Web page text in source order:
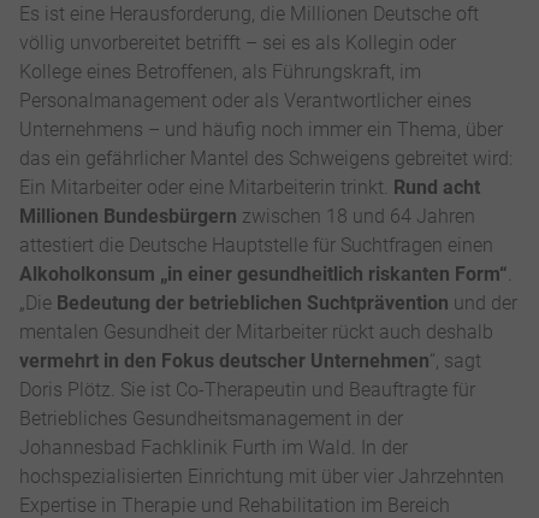
Es ist eine Herausforderung, die Millionen Deutsche oft
völlig unvorbereitet betrifft – sei es als Kollegin oder
Kollege eines Betroffenen, als Führungskraft, im
Personalmanagement oder als Verantwortlicher eines
Unternehmens – und häufig noch immer ein Thema, über
das ein gefährlicher Mantel des Schweigens gebreitet wird:
Ein Mitarbeiter oder eine Mitarbeiterin trinkt. Rund acht
Millionen Bundesbürgern zwischen 18 und 64 Jahren
attestiert die Deutsche Hauptstelle für Suchtfragen einen
Alkoholkonsum „in einer gesundheitlich riskanten Form“.
„Die Bedeutung der betrieblichen Suchtprävention und der
mentalen Gesundheit der Mitarbeiter rückt auch deshalb
vermehrt in den Fokus deutscher Unternehmen“, sagt
Doris Plötz. Sie ist Co-Therapeutin und Beauftragte für
Betriebliches Gesundheitsmanagement in der
Johannesbad Fachklinik Furth im Wald. In der
hochspezialisierten Einrichtung mit über vier Jahrzehnten
Expertise in Therapie und Rehabilitation im Bereich